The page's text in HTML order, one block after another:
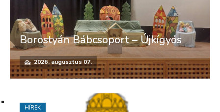
Borostyán Bábcsoport – Újkígyós
2026. augusztus 07.
HÍREK